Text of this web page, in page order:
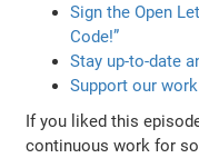
Sign the Open
Code!”
Stay up-to-date
Support our
If you liked this
continuous work for